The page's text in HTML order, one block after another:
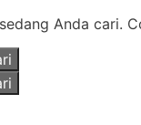
Anda cari.